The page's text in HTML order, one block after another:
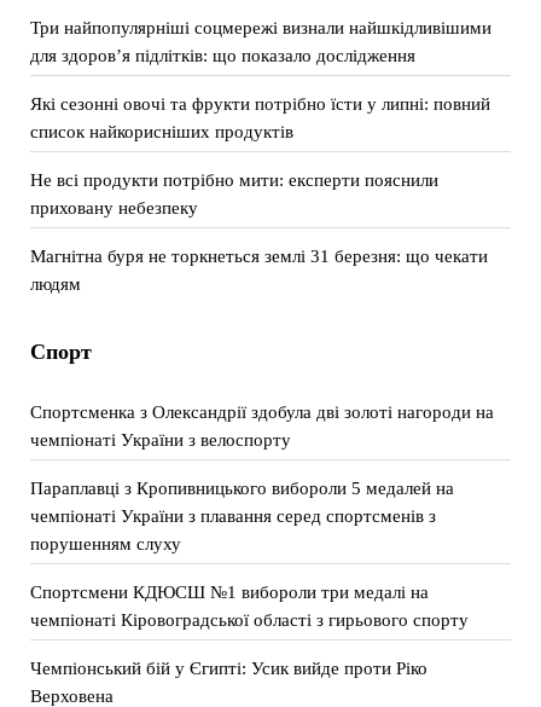
Три найпопулярніші соцмережі визнали найшкідливішими
для здоров’я підлітків: що показало дослідження
Які сезонні овочі та фрукти потрібно їсти у липні: повний
список найкорисніших продуктів
Не всі продукти потрібно мити: експерти пояснили
приховану небезпеку
Магнітна буря не торкнеться землі 31 березня: що чекати
людям
Спорт
Спортсменка з Олександрії здобула дві золоті нагороди на
чемпіонаті України з велоспорту
Параплавці з Кропивницького вибороли 5 медалей на
чемпіонаті України з плавання серед спортсменів з
порушенням слуху
Спортсмени КДЮСШ №1 вибороли три медалі на
чемпіонаті Кіровоградської області з гирьового спорту
Чемпіонський бій у Єгипті: Усик вийде проти Ріко
Верховена